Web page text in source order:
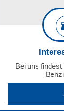
Bei uns findest